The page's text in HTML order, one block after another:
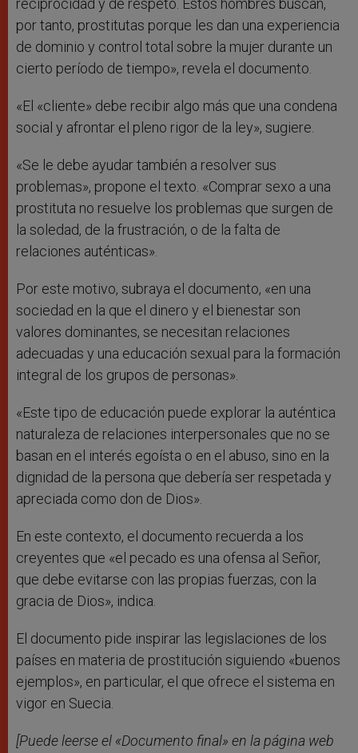
reciprocidad y de respeto. Estos hombres buscan,
por tanto, prostitutas porque les dan una experiencia
de dominio y control total sobre la mujer durante un
cierto período de tiempo», revela el documento.
«El «cliente» debe recibir algo más que una condena
social y afrontar el pleno rigor de la ley», sugiere.
«Se le debe ayudar también a resolver sus
problemas», propone el texto. «Comprar sexo a una
prostituta no resuelve los problemas que surgen de
la soledad, de la frustración, o de la falta de
relaciones auténticas».
Por este motivo, subraya el documento, «en una
sociedad en la que el dinero y el bienestar son
valores dominantes, se necesitan relaciones
adecuadas y una educación sexual para la formación
integral de los grupos de personas».
«Este tipo de educación puede explorar la auténtica
naturaleza de relaciones interpersonales que no se
basan en el interés egoísta o en el abuso, sino en la
dignidad de la persona que debería ser respetada y
apreciada como don de Dios».
En este contexto, el documento recuerda a los
creyentes que «el pecado es una ofensa al Señor,
que debe evitarse con las propias fuerzas, con la
gracia de Dios», indica.
El documento pide inspirar las legislaciones de los
países en materia de prostitución siguiendo «buenos
ejemplos», en particular, el que ofrece el sistema en
vigor en Suecia.
[Puede leerse el «Documento final» en la página web